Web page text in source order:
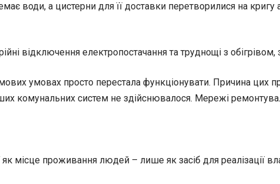
води, а цистерни для її доставки перетворилися на кригу
відключення електропостачання та труднощі з
умовах просто перестала функціонувати. Причина цих
комунальних систем не здійснювалося. Мережі
як місце проживання людей – лише як засіб для реалізації